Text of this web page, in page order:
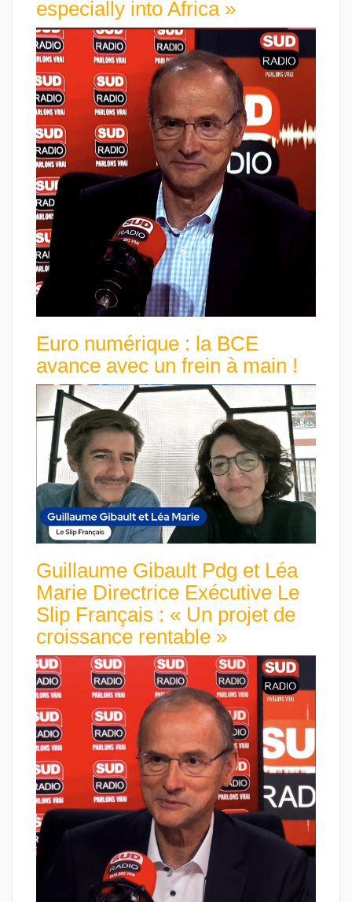
especially into Africa »
Euro numérique : la BCE
avance avec un frein à main !
Guillaume Gibault Pdg et Léa
Marie Directrice Exécutive Le
Slip Français : « Un projet de
croissance rentable »